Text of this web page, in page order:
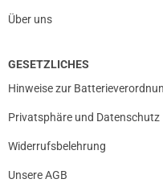
Ingrid M.
verifizierter Onlinekauf.
Über uns
GESETZLICHES
Hinweise zur
Privatsphäre und Datenschutz
Widerrufsbelehrung
Unsere AGB